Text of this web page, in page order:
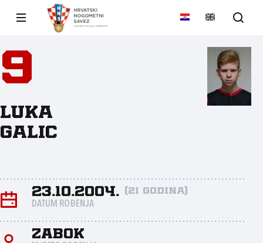
9
Luka
Galic
23.10.2004. (21 godina)
DATUM ROĐENJA
Zabok